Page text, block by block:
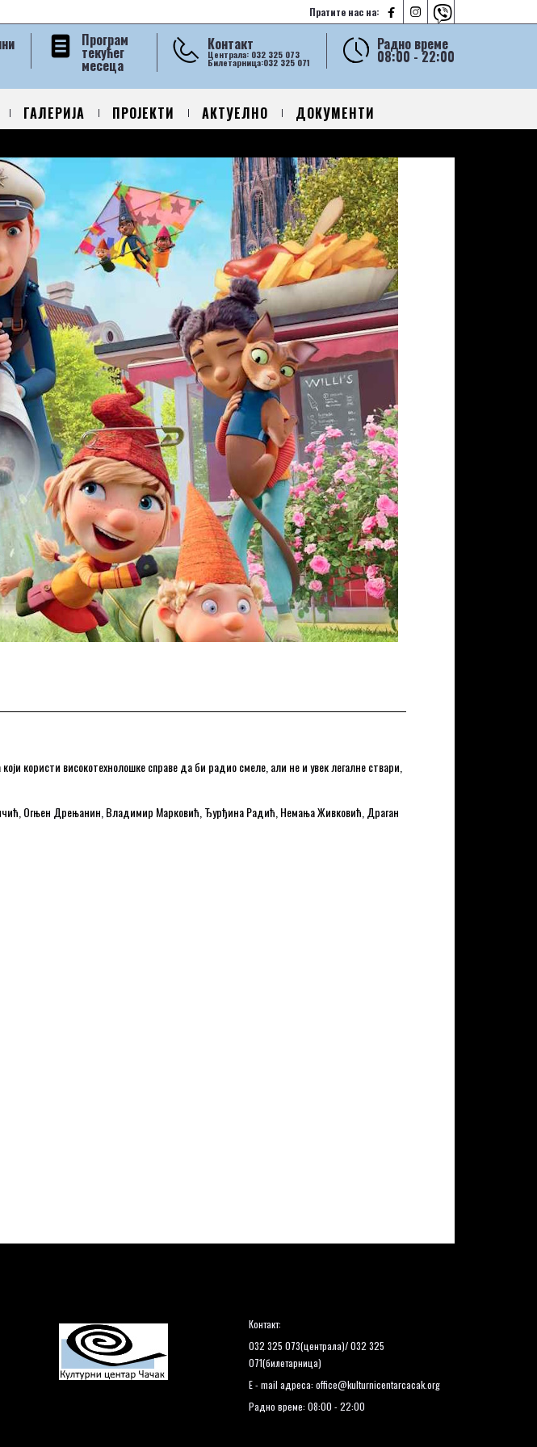
Пратите нас на:   
Радно време
08:00 - 22:00
Контакт
Централа: 032 325 073
Билетарница:032 325 071
Програм
текућег
месеца
ГАЛЕРИЈА ПРОЈЕКТИ АКТУЕЛНО ДОКУМЕНТИ
користи високотехнолошке справе да би радио смеле, али не и увек легалне ствари,
Огњен Дрењанин, Владимир Марковић, Ђурђина Радић, Немања Живковић, Драган
Контакт:
032 325 073(централа)/ 032 325
071(билетарница)
E - mail адреса: office@kulturnicentarcacak.org
Радно време: 08:00 - 22:00